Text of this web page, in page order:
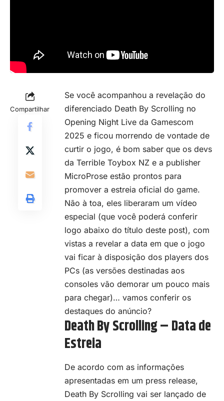
Compartilhar
Se você acompanhou a revelação do
diferenciado Death By Scrolling no
Opening Night Live da Gamescom
2025 e ficou morrendo de vontade de
curtir o jogo, é bom saber que os devs
da Terrible Toybox NZ e a publisher
MicroProse estão prontos para
promover a estreia oficial do game.
Não à toa, eles liberaram um vídeo
especial (que você poderá conferir
logo abaixo do título deste post), com
vistas a revelar a data em que o jogo
vai ficar à disposição dos players dos
PCs (as versões destinadas aos
consoles vão demorar um pouco mais
para chegar)… vamos conferir os
destaques do anúncio?
Death By Scrolling – Data de
Estreia
De acordo com as informações
apresentadas em um press release,
Death By Scrolling vai ser lançado de